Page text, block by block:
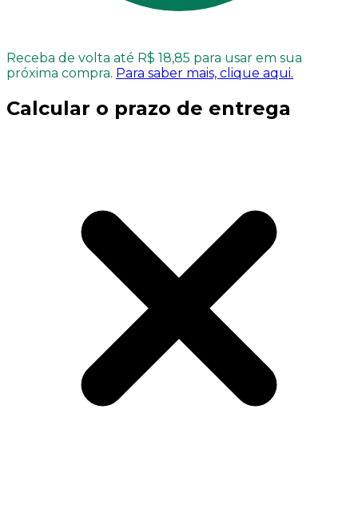
Receba de volta até R$ 18,85 para usar em sua
próxima compra. Para saber mais, clique aqui.
Calcular o prazo de entrega